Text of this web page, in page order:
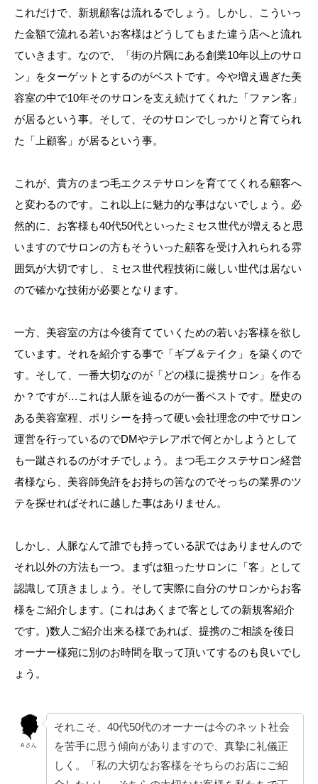
これだけで、新規顧客は流れるでしょう。しかし、こういっ
た金額で流れる若いお客様はどうしてもまた違う店へと流れ
ていきます。なので、「街の片隅にある創業10年以上のサロ
ン」をターゲットとするのがベストです。今や増え過ぎた美
容室の中で10年そのサロンを支え続けてくれた「ファン客」
が居るという事。そして、そのサロンでしっかりと育てられ
た「上顧客」が居るという事。
これが、貴方のまつ毛エクステサロンを育ててくれる顧客へ
と変わるのです。これ以上に魅力的な事はないでしょう。必
然的に、お客様も40代50代といったミセス世代が増えると思
いますのでサロンの方もそういった顧客を受け入れられる雰
囲気が大切ですし、ミセス世代程技術に厳しい世代は居ない
ので確かな技術が必要となります。
一方、美容室の方は今後育てていくための若いお客様を欲し
ています。それを紹介する事で「ギブ＆テイク」を築くので
す。そして、一番大切なのが「どの様に提携サロン」を作る
か？ですが…これは人脈を辿るのが一番ベストです。歴史の
ある美容室程、ポリシーを持って硬い会社理念の中でサロン
運営を行っているのでDMやテレアポで何とかしようとして
も一蹴されるのがオチでしょう。まつ毛エクステサロン経営
者様なら、美容師免許をお持ちの筈なのでそっちの業界のツ
テを探せればそれに越した事はありません。
しかし、人脈なんて誰でも持っている訳ではありませんので
それ以外の方法も一つ。まずは狙ったサロンに「客」として
認識して頂きましょう。そして実際に自分のサロンからお客
様をご紹介します。(これはあくまで客としての新規客紹介
です。)数人ご紹介出来る様であれば、提携のご相談を後日
オーナー様宛に別のお時間を取って頂いてするのも良いでし
ょう。
A さん
それこそ、40代50代のオーナーは今のネット社会
を苦手に思う傾向がありますので、真摯に礼儀正
しく。「私の大切なお客様をそちらのお店にご紹